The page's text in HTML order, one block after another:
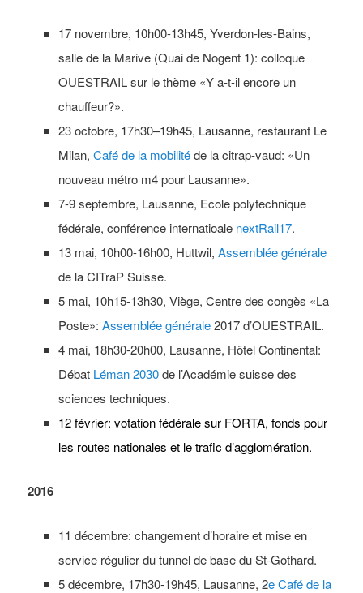
17 novembre, 10h00-13h45, Yverdon-les-Bains,
salle de la Marive (Quai de Nogent 1): colloque
OUESTRAIL sur le thème «Y a-t-il encore un
chauffeur?».
23 octobre, 17h30–19h45, Lausanne, restaurant Le
Milan, Café de la mobilitéde la citrap-vaud: «Un
nouveau métro m4 pour Lausanne».
7-9 septembre, Lausanne, Ecole polytechnique
fédérale, conférence internatioale nextRail17.
13 mai, 10h00-16h00, Huttwil, Assemblée générale
de la CITraP Suisse.
5 mai, 10h15-13h30, Viège, Centre des congès «La
Poste»: Assemblée générale2017 d’OUESTRAIL.
4 mai, 18h30-20h00, Lausanne, Hôtel Continental:
Débat Léman 2030 de l’Académie suisse des
sciences techniques.
12 février: votation fédérale sur FORTA, fonds pour
les routes nationales et le trafic d’agglomération.
2016
11 décembre: changement d’horaire et mise en
service régulier du tunnel de base du St-Gothard.
5 décembre, 17h30-19h45, Lausanne, 2e Café de la